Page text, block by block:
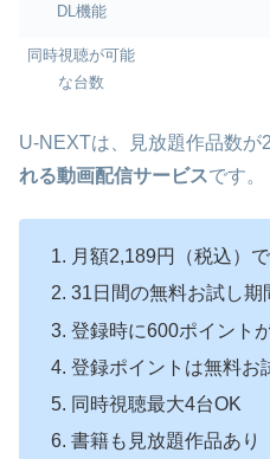
DL機能
同時視聴が可能
な台数
U-NEXTは、見放題作品数が
れる動画配信サービスです。
月額2,189円（税込）
31日間の無料お試し期
登録時に600ポイント
登録ポイントは無料お
同時視聴最大4台OK
書籍も見放題作品あり